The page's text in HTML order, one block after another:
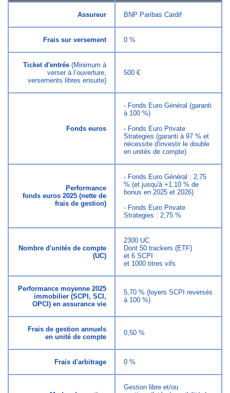
Assureur BNP Paribas Cardif
Frais sur versement 0 %
Ticket d'entrée(Minimum à
verser à l’ouverture,
versements libres ensuite)
500 €
Fonds euros
- Fonds Euro Général (garanti
à 100 %)
- Fonds Euro Private
Strategies (garanti à 97 % et
nécessite d'investir le double
en unités de compte)
Performance
fonds euros 2025 (nette de
frais de gestion)
- Fonds Euro Général : 2,75
% (et jusqu'à +1,10 % de
bonus en 2025 et 2026)
- Fonds Euro Private
Strategies : 2,75 %
Nombre d'unités de compte
(UC)
2300 UC
Dont 50 trackers (ETF)
et 6 SCPI
et 1000 titres vifs
Performance moyenne 2025
immobilier (SCPI, SCI,
OPCI) en assurance vie
5,70 % (loyers SCPI reversés
à 100 %)
Frais de gestion annuels
en unité de compte
0,50 %
Frais d'arbitrage 0 %
Gestion libre et/ou